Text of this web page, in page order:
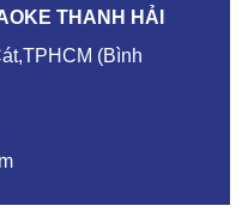
THANH HẢI
(Bình